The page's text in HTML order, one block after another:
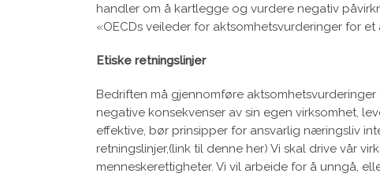
handler om å kartlegge og vurdere negativ
«OECDs veileder for aktsomhetsvurderinger for
Etiske retningslinjer
Bedriften må gjennomføre
negative konsekvenser av sin egen virksomhet,
effektive, bør prinsipper for ansvarlig næringsliv
retningslinjer,(link til denne her) Vi skal drive vår
menneskerettigheter. Vi vil arbeide for å unngå,